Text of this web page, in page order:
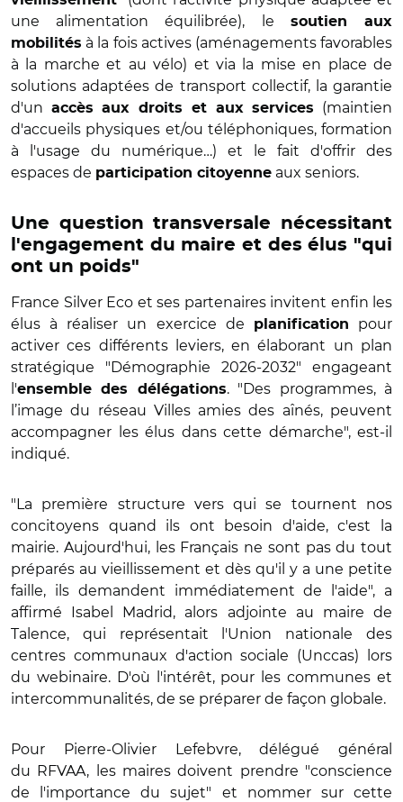
une alimentation équilibrée), le
soutien aux
mobilités à la fois actives (aménagements favorables
à la marche et au vélo) et via la mise en place de
solutions adaptées de transport collectif, la garantie
d'un
accès aux droits et aux services
(maintien
d'accueils physiques et/ou téléphoniques, formation
à l'usage du numérique…) et le fait d'offrir des
espaces de participation citoyenne aux seniors.
Une question transversale nécessitant
l'engagement du maire et des élus "qui
ont un poids"
France Silver Eco et ses partenaires invitent enfin les
élus à réaliser un exercice de
planification
pour
activer ces différents leviers, en élaborant un plan
stratégique "Démographie 2026-2032" engageant
l'ensemble des délégations. "Des programmes, à
l’image du réseau Villes amies des aînés, peuvent
accompagner les élus dans cette démarche", est-il
indiqué.
"La première structure vers qui se tournent nos
concitoyens quand ils ont besoin d'aide, c'est la
mairie. Aujourd'hui, les Français ne sont pas du tout
préparés au vieillissement et dès qu'il y a une petite
faille, ils demandent immédiatement de l'aide", a
affirmé Isabel Madrid, alors adjointe au maire de
Talence, qui représentait l'Union nationale des
centres communaux d'action sociale (Unccas) lors
du webinaire. D'où l'intérêt, pour les communes et
intercommunalités, de se préparer de façon globale.
Pour Pierre-Olivier Lefebvre, délégué général
du RFVAA, les maires doivent prendre "conscience
de l'importance du sujet" et nommer sur cette